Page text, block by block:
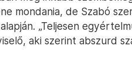
mondania, de Szabó
„Teljesen
aki szerint abszurd